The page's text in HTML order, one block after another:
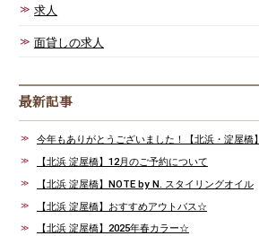
求人
面貸しの求人
最新記事
今年もありがとうございました！【北浜・淀屋橋】
【北浜 淀屋橋】12月のご予約について
【北浜 淀屋橋】NOTE by N. スタイリングオイル
【北浜 淀屋橋】おすすめアウトバス☆
【北浜 淀屋橋】2025年春カラー☆